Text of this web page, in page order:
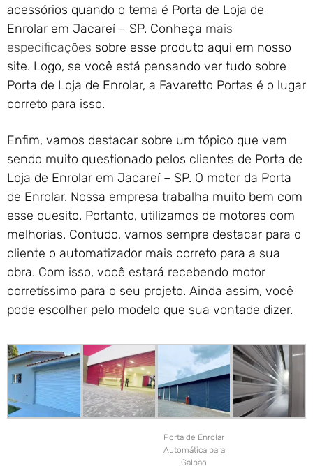
acessórios quando o tema é Porta de Loja de
Enrolar em Jacareí – SP. Conheça mais
especificações sobre esse produto aqui em nosso
site. Logo, se você está pensando ver tudo sobre
Porta de Loja de Enrolar, a Favaretto Portas é o lugar
correto para isso.
Enfim, vamos destacar sobre um tópico que vem
sendo muito questionado pelos clientes de Porta de
Loja de Enrolar em Jacareí – SP. O motor da Porta
de Enrolar. Nossa empresa trabalha muito bem com
esse quesito. Portanto, utilizamos de motores com
melhorias. Contudo, vamos sempre destacar para o
cliente o automatizador mais correto para a sua
obra. Com isso, você estará recebendo motor
corretíssimo para o seu projeto. Ainda assim, você
pode escolher pelo modelo que sua vontade dizer.
Porta de Enrolar
Automática para
Galpão